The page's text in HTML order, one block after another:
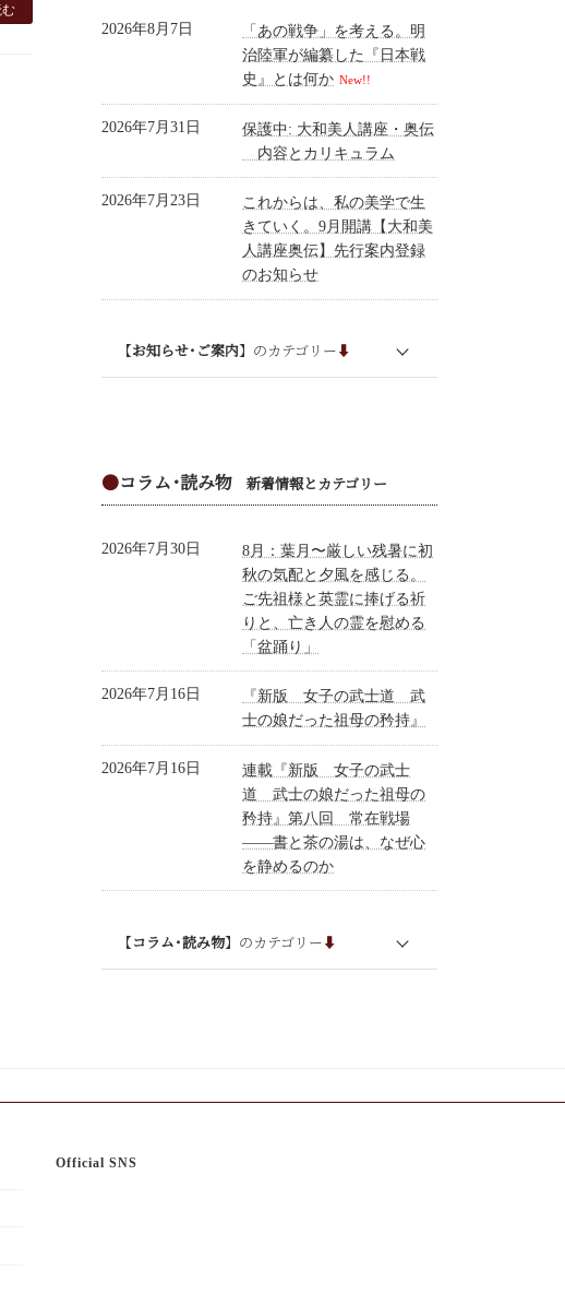
2026年8月7日
「あの戦争」を考える。明
治陸軍が編纂した『日本戦
史』とは何か New!!
2026年7月31日
保護中: 大和美人講座・奥伝
内容とカリキュラム
2026年7月23日
これからは、私の美学で生
きていく。9月開講【大和美
人講座奥伝】先行案内登録
のお知らせ
【お知らせ･ご案内】のカテゴリー⬇︎
- 和敬美学の会
- 大和美人講座
- 女子の武士道オンライン講座ベーシック
- 高次元意識で生きる。脳と波動にアプロ
- マスターコース
- 本気の文章講座
- フリーランス講座
イベント･単発セミナー
●コラム･読み物 新着情報とカテゴリー
2026年7月30日
8月：葉月〜厳しい残暑に初
秋の気配と夕風を感じる。
ご先祖様と英霊に捧げる祈
りと、亡き人の霊を慰める
「盆踊り」
2026年7月16日
『新版 女子の武士道 武
士の娘だった祖母の矜持』
2026年7月16日
連載『新版 女子の武士
道 武士の娘だった祖母の
矜持』第八回 常在戦場
——書と茶の湯は、なぜ心
を静めるのか
【コラム･読み物】のカテゴリー⬇︎
Official SNS